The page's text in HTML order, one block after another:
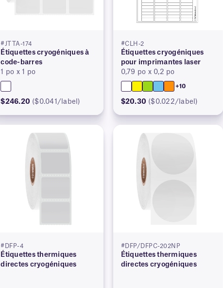
#JTTA-174
Étiquettes cryogéniques à
code-barres
1 po x 1 po
$246.20 ($0.041/label)
#CLH-2
Étiquettes cryogéniques
pour imprimantes laser
0,79 po x 0,2 po
+10
$20.30 ($0.022/label)
#DFP-4
Étiquettes thermiques
directes cryogéniques
#DFP/DFPC-202NP
Étiquettes thermiques
directes cryogéniques